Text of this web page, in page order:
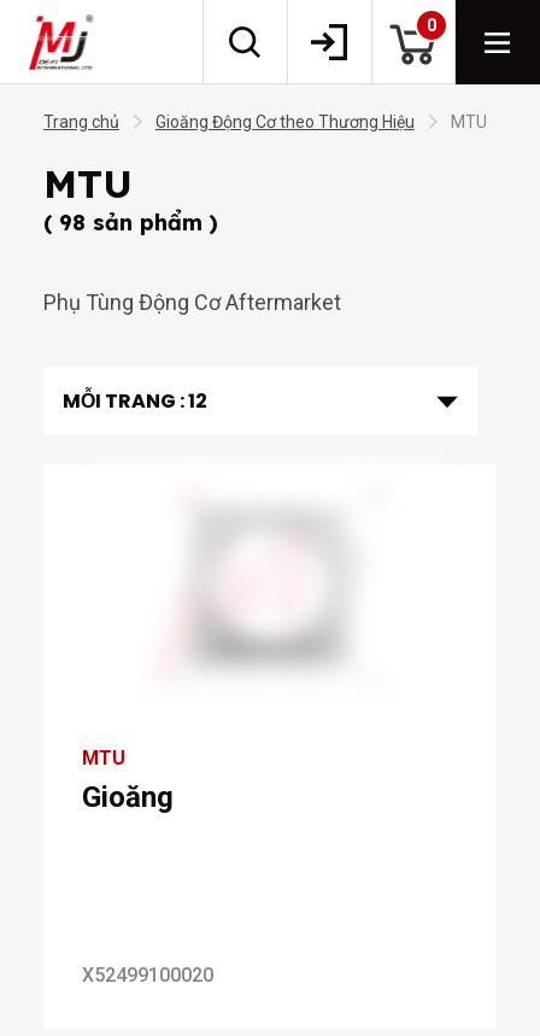
0
Trang chủ Gioăng Động Cơ theo Thương Hiệu MTU
MTU
( 98 sản phẩm )
Phụ Tùng Động Cơ Aftermarket
MỖI TRANG :12
MTU
Gioăng
X52499100020